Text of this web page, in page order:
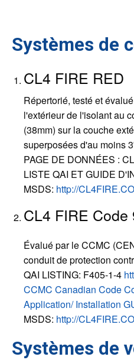
Systèmes de
CL4 FIRE RED
Répertorié, testé et
l'extérieur de l'isolant au
(38mm) sur la couche
superposées d'au moins
PAGE DE DONNÉES :
LISTE QAI ET GUIDE
MSDS: http://
CL4 FIRE Code
Évalué par le CCMC
conduit de protection
QAI LISTING: F405-1-4
CCMC Canadian Code
Application/ Installation
MSDS: http://
Systèmes de